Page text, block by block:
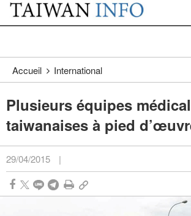
Passer au contenu principal
:::
Accueil International
Plusieurs équipes
taiwanaises à pied
29/04/2015 |